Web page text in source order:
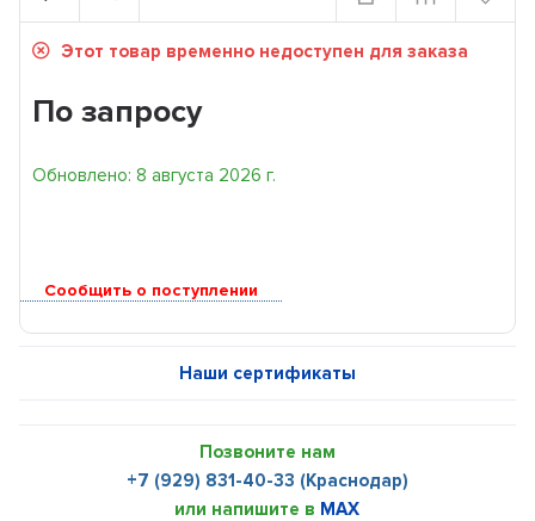
Этот товар временно недоступен для заказа
По запросу
Обновлено: 8 августа 2026 г.
Сообщить о поступлении
Наши сертификаты
Позвоните нам
+7 (929) 831-40-33 (Краснодар)
или напишите в MAX